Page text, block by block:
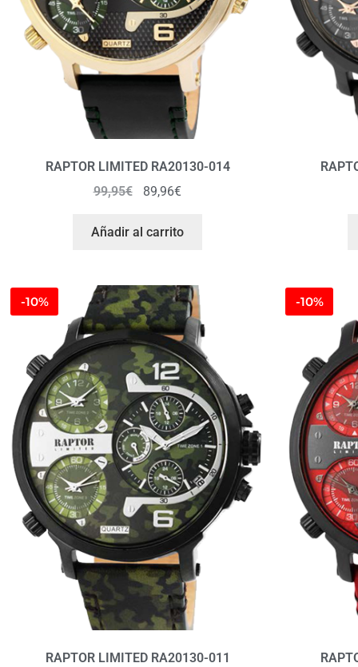
RAPTOR LIMITED RA20130-014
99,95€ 89,96€
Añadir al carrito
-10%
RAPTOR LIMITED RA20130-011
-10%